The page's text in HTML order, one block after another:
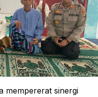
mempererat sinergi